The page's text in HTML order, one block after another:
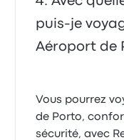
puis-je
Aéroport de
Vous pourrez
de Porto,
sécurité, avec